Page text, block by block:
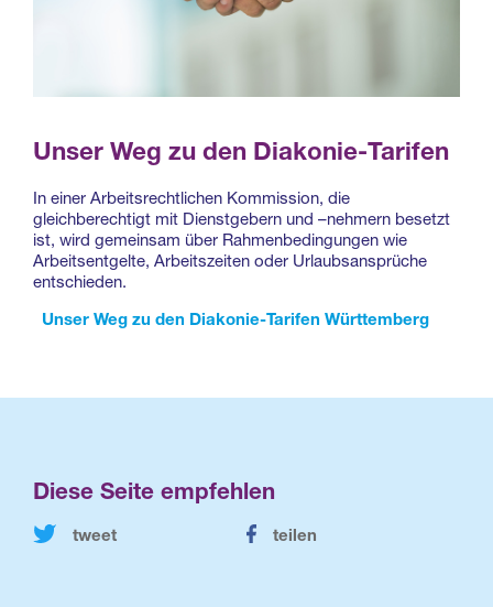
Unser Weg zu den Diakonie-Tarifen
In einer Arbeitsrechtlichen Kommission, die
gleichberechtigt mit Dienstgebern und –nehmern besetzt
ist, wird gemeinsam über Rahmenbedingungen wie
Arbeitsentgelte, Arbeitszeiten oder Urlaubsansprüche
entschieden.
Unser Weg zu den Diakonie-Tarifen Württemberg
Diese Seite empfehlen
tweet teilen